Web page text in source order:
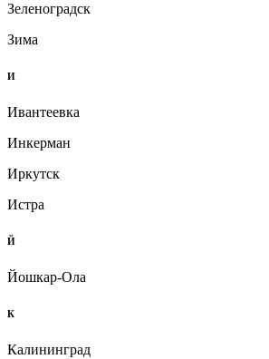
Зеленоградск
Зима
И
Ивантеевка
Инкерман
Иркутск
Истра
Й
Йошкар-Ола
К
Калининград